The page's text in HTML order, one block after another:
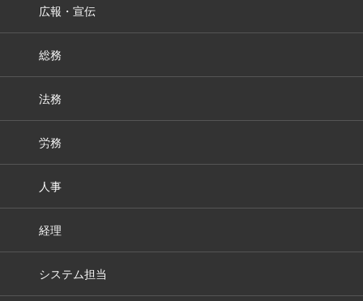
広報・宣伝
総務
法務
労務
人事
経理
システム担当